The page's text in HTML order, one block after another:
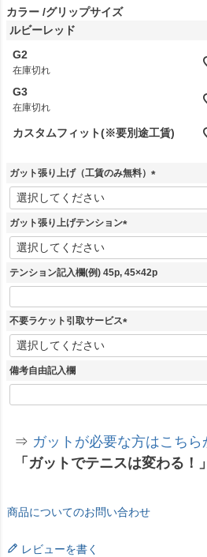
カラー グリップサイズ
ルビーレッド
G2
在庫切れ
G3
在庫切れ
カスタムフィット(※要別途工賃)
ガット張り上げ（工賃のみ無料）
(
ガット張り上げテンション
(
須
テンション記入欄(例) 45p, 45×42p
不要ラケット引取サービス
(
備考自由記入欄
⇒ ガットが必要な方はこち
「ガットでテニスは変わる！」
商品についてのお問い合わせ
レビューを書く